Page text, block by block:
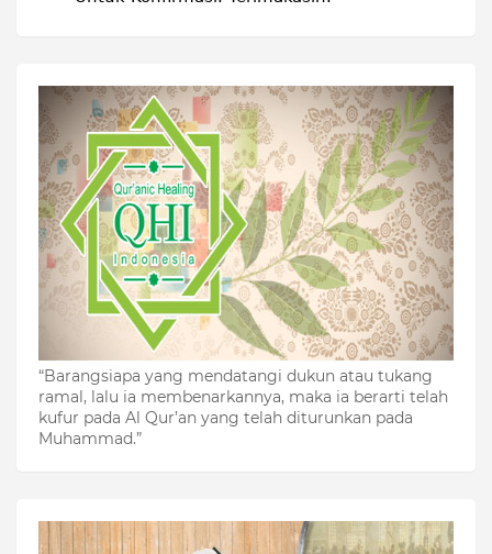
“Barangsiapa yang mendatangi dukun atau tukang
ramal, lalu ia membenarkannya, maka ia berarti telah
kufur pada Al Qur’an yang telah diturunkan pada
Muhammad.”